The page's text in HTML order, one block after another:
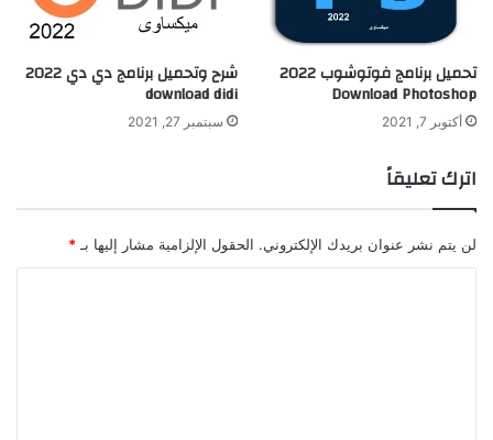
تحميل برنامج فوتوشوب 2022
Download Photoshop
أكتوبر 7, 2021
شرح وتحميل برنامج دي دي 2022
download didi
سبتمبر 27, 2021
اترك تعليقاً
لن يتم نشر عنوان بريدك الإلكتروني. الحقول الإلزامية مشار إليها بـ *